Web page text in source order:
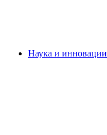
Наука и инновации